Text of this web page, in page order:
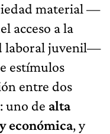
material —
acceso a la
laboral juvenil—
estímulos
entre dos
uno de alta
económica, y